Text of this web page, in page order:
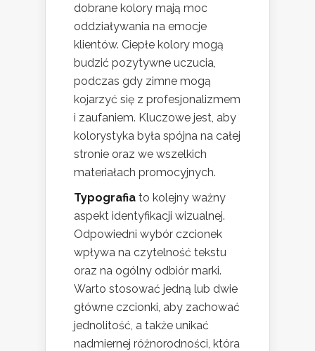
dobrane kolory mają moc
oddziaływania na emocje
klientów. Ciepłe kolory mogą
budzić pozytywne uczucia,
podczas gdy zimne mogą
kojarzyć się z profesjonalizmem
i zaufaniem. Kluczowe jest, aby
kolorystyka była spójna na całej
stronie oraz we wszelkich
materiałach promocyjnych.
Typografia to kolejny ważny
aspekt identyfikacji wizualnej.
Odpowiedni wybór czcionek
wpływa na czytelność tekstu
oraz na ogólny odbiór marki.
Warto stosować jedną lub dwie
główne czcionki, aby zachować
jednolitość, a także unikać
nadmiernej różnorodności, która